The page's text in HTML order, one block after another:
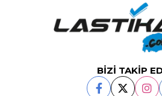
BİZİ TAKİP